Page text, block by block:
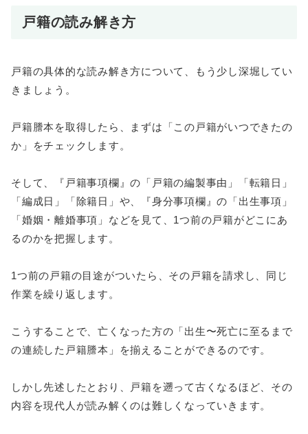
戸籍の読み解き方
戸籍の具体的な読み解き方について、もう少し深堀してい
きましょう。
戸籍謄本を取得したら、まずは「この戸籍がいつできたの
か」をチェックします。
そして、『戸籍事項欄』の「戸籍の編製事由」「転籍日」
「編成日」「除籍日」や、『身分事項欄』の「出生事項」
「婚姻・離婚事項」などを見て、1つ前の戸籍がどこにあ
るのかを把握します。
1つ前の戸籍の目途がついたら、その戸籍を請求し、同じ
作業を繰り返します。
こうすることで、亡くなった方の「出生〜死亡に至るまで
の連続した戸籍謄本」を揃えることができるのです。
しかし先述したとおり、戸籍を遡って古くなるほど、その
内容を現代人が読み解くのは難しくなっていきます。